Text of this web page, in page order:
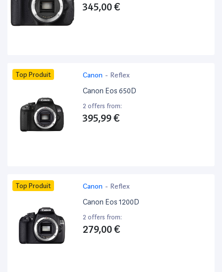
345,00 €
Top Produit Canon - Reflex
Canon Eos 650D
2 offers from:
395,99 €
Top Produit Canon - Reflex
Canon Eos 1200D
2 offers from:
279,00 €